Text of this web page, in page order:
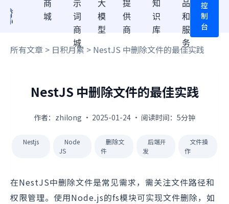
商
城
示
词
商
城
大
模
型
提
供
商
知
识
库
品
和
服
务
控
制
台
所有文章 > 日积月累 > NestJS 中删除文件的最佳实践
NestJS 中删除文件的最佳实践
作者：zhilong · 2025-01-24 · 阅读时间：5分钟
Nestjs
Node
JS
删除文
件
后端开
发
文件操
作
在NestJS中删除文件是常见需求，需关注文件路径和
权限管理。使用Node.js的fs模块可实现文件删除，如